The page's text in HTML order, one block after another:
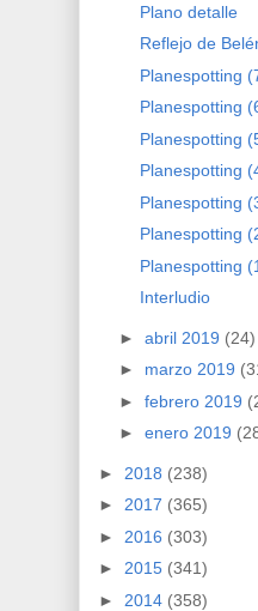
Plano detalle
Reflejo de
Planespotting
Planespotting
Planespotting
Planespotting
Planespotting
Planespotting
Planespotting
Interludio
► abril 2019 (24)
► marzo 2019
► febrero 2019
► enero 2019
► 2018 (238)
► 2017 (365)
► 2016 (303)
► 2015 (341)
► 2014 (358)